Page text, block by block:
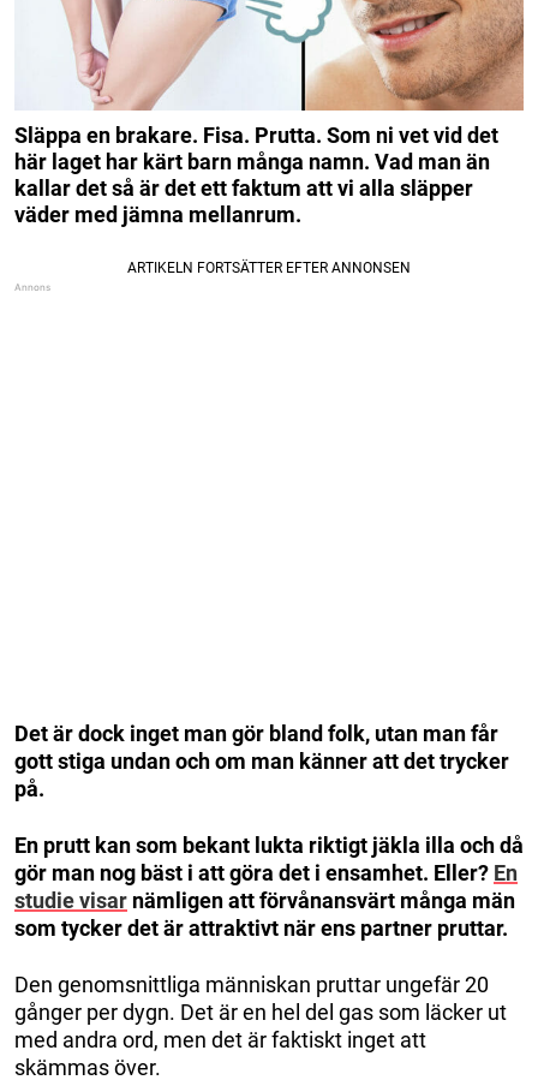
Släppa en brakare. Fisa. Prutta. Som ni vet vid det
här laget har kärt barn många namn. Vad man än
kallar det så är det ett faktum att vi alla släpper
väder med jämna mellanrum.
Det är dock inget man gör bland folk, utan man får
gott stiga undan och om man känner att det trycker
på.
En prutt kan som bekant lukta riktigt jäkla illa och då
gör man nog bäst i att göra det i ensamhet. Eller? En
studie visar nämligen att förvånansvärt många män
som tycker det är attraktivt när ens partner pruttar.
Den genomsnittliga människan pruttar ungefär 20
gånger per dygn. Det är en hel del gas som läcker ut
med andra ord, men det är faktiskt inget att
skämmas över.